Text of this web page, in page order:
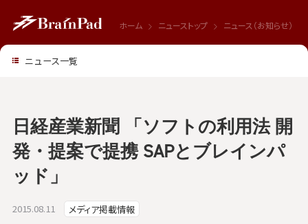
ホーム ニューストップ ニュース（お知らせ）
2015.08.11 メディア掲載情報
日経産業新聞 「ソフトの利用法 開
発・提案で提携 SAPとブレインパ
ッド」
ニュース一覧